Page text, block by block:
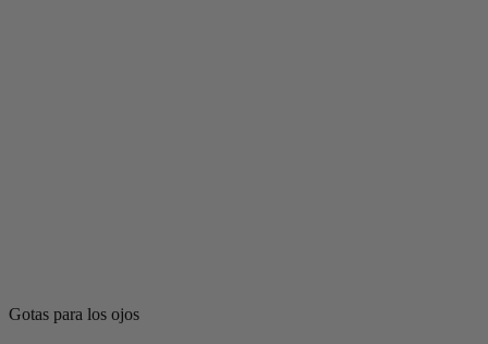
Gotas para los ojos